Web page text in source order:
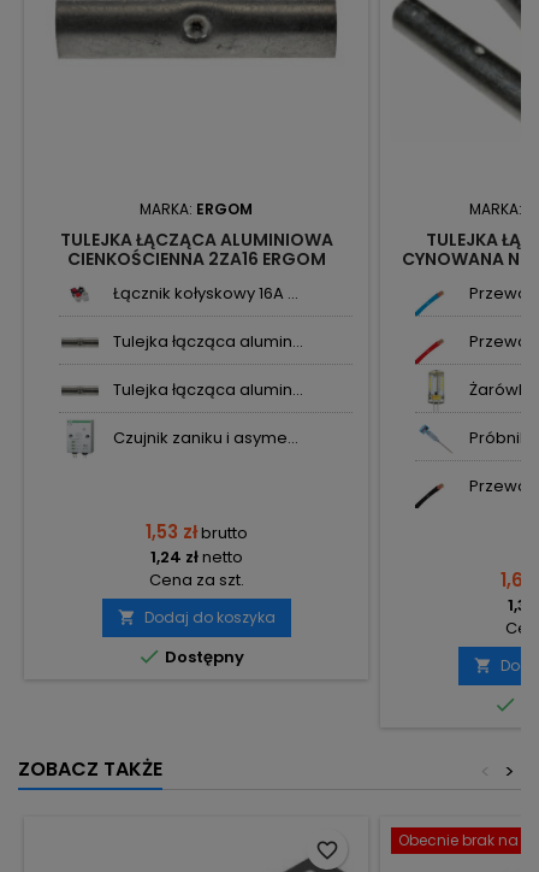
MARKA: ERGOM
TULEJKA ŁĄCZĄCA ALUMINIOWA
CIENKOŚCIENNA 2ZA16 ERGOM
Łącznik kołyskowy 16A ...
Tulejka łącząca alumin...
Tulejka łącząca alumin...
Czujnik zaniku i asyme...
1,53 złbrutto
1,24 złnetto
Cena za szt.
 Dodaj do koszyka
 Dostępny
MARKA:
TULEJKA
CYNOWANA
Żarówka
Próbnik
1,69
1,37


ZOBACZ TAKŻE >
<
favorite_border Obecnie brak na